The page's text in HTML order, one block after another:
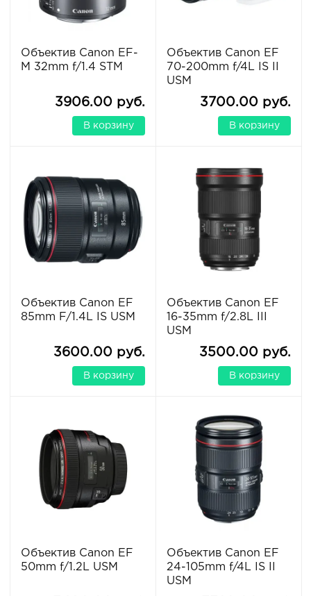
Объектив Canon EF-
M 32mm f/1.4 STM
3906.00 руб.
В корзину
Объектив Canon EF
70-200mm f/4L IS II
USM
3700.00 руб.
В корзину
Объектив Canon EF
85mm F/1.4L IS USM
3600.00 руб.
В корзину
Объектив Canon EF
16-35mm f/2.8L III
USM
3500.00 руб.
В корзину
Объектив Canon EF
50mm f/1.2L USM
Объектив Canon EF
24-105mm f/4L IS II
USM